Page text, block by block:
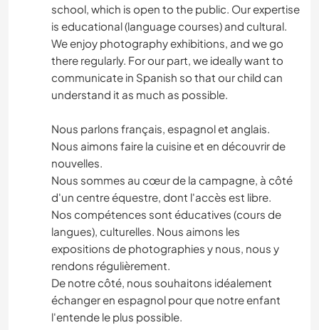
TIERE
school, which is open to the public. Our expertise
is educational (language courses) and cultural.
We enjoy photography exhibitions, and we go
there regularly. For our part, we ideally want to
communicate in Spanish so that our child can
understand it as much as possible.
Nous parlons français, espagnol et anglais.
Nous aimons faire la cuisine et en découvrir de
nouvelles.
Nous sommes au cœur de la campagne, à côté
d'un centre équestre, dont l'accès est libre.
Nos compétences sont éducatives (cours de
langues), culturelles. Nous aimons les
expositions de photographies y nous, nous y
rendons régulièrement.
De notre côté, nous souhaitons idéalement
échanger en espagnol pour que notre enfant
l'entende le plus possible.